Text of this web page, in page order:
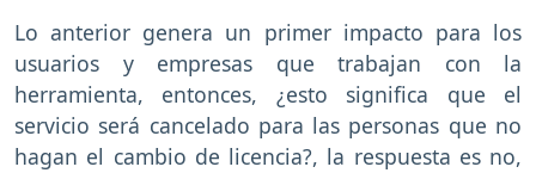
Lo anterior genera un primer impacto para los
usuarios y empresas que trabajan con la
herramienta, entonces, ¿esto significa que el
servicio será cancelado para las personas que no
hagan el cambio de licencia?, la respuesta es no,